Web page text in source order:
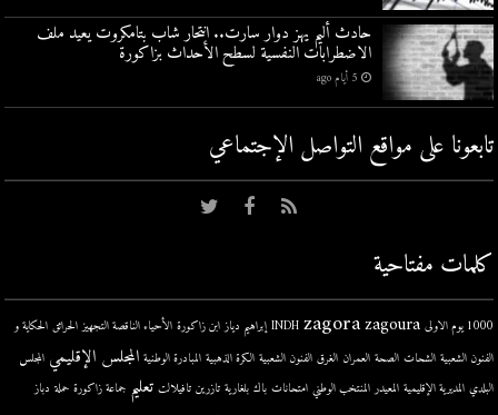
حادث أليم يهز دوار سارت.. انتحار شاب بتامكروت يعيد ملف
الاضطرابات النفسية لسطح الأحداث بزاكورة
5 أيام ago
تابعونا على مواقع التواصل اﻹجتماعي
كلمات مفتاحية
1000 يوم الاولى INDH zagora zagoura إبراهيم دياز ابن زاكورة الأحياء الناقصة التجهيز الحرائق الحكاية و
الفنون الشعبية الشحات الصحة العمران الغرق الفنون الشعبية الكرة الذهبية المبادرة الوطنية المجلس الإقليمي المجلس
البلدي المديرية الإقليمية المعيدر المنتخب الوطني امتحانات باك بلغارية تازرين تافيلالت تعليم جماعة زاكورة حملة دباز